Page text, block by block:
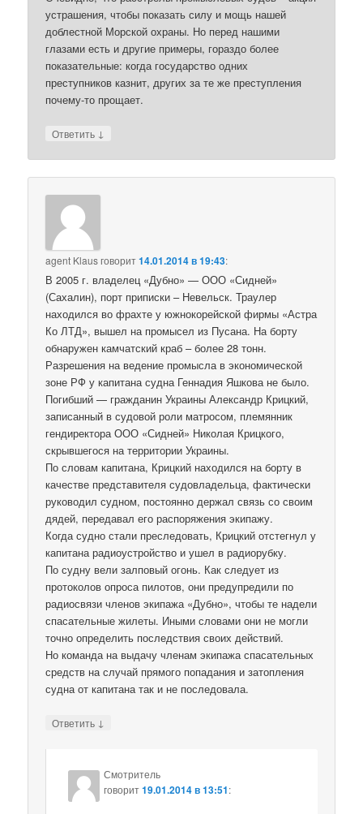
устрашения, чтобы показать силу и мощь нашей
доблестной Морской охраны. Но перед нашими
глазами есть и другие примеры, гораздо более
показательные: когда государство одних
преступников казнит, других за те же преступления
почему-то прощает.
Ответить ↓
agent Klausговорит14.01.2014 в 19:43:
В 2005 г. владелец «Дубно» — ООО «Сидней»
(Сахалин), порт приписки – Невельск. Траулер
находился во фрахте у южнокорейской фирмы «Астра
Ко ЛТД», вышел на промысел из Пусана. На борту
обнаружен камчатский краб – более 28 тонн.
Разрешения на ведение промысла в экономической
зоне РФ у капитана судна Геннадия Яшкова не было.
Погибший — гражданин Украины Александр Крицкий,
записанный в судовой роли матросом, племянник
гендиректора ООО «Сидней» Николая Крицкого,
скрывшегося на территории Украины.
По словам капитана, Крицкий находился на борту в
качестве представителя судовладельца, фактически
руководил судном, постоянно держал связь со своим
дядей, передавал его распоряжения экипажу.
Когда судно стали преследовать, Крицкий отстегнул у
капитана радиоустройство и ушел в радиорубку.
По судну вели залповый огонь. Как следует из
протоколов опроса пилотов, они предупредили по
радиосвязи членов экипажа «Дубно», чтобы те надели
спасательные жилеты. Иными словами они не могли
точно определить последствия своих действий.
Но команда на выдачу членам экипажа спасательных
средств на случай прямого попадания и затопления
судна от капитана так и не последовала.
Ответить ↓
Смотритель
говорит19.01.2014 в 13:51: